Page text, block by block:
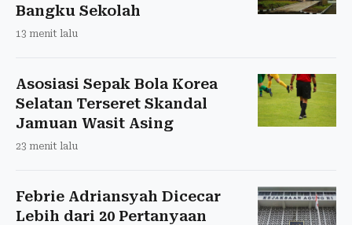
Bangku Sekolah
13 menit lalu
Asosiasi Sepak Bola Korea
Selatan Terseret Skandal
Jamuan Wasit Asing
23 menit lalu
Febrie Adriansyah Dicecar
Lebih dari 20 Pertanyaan